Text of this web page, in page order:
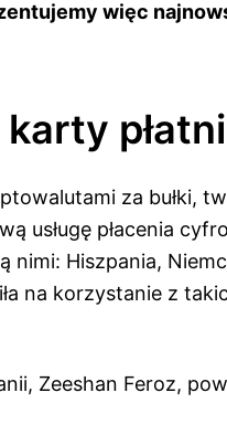
więc
za bułki,
usługę płacenia
Hiszpania,
na korzystanie z
Zeeshan Feroz,